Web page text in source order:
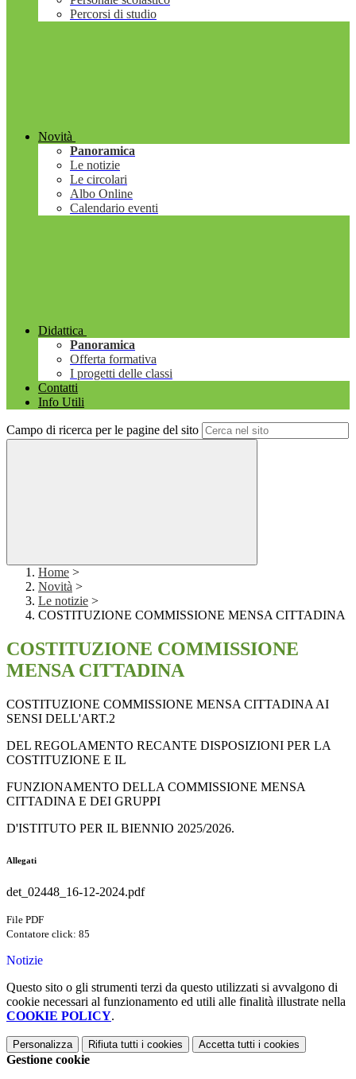
Percorsi di studio
Novità
Panoramica
Le notizie
Le circolari
Albo Online
Calendario eventi
Didattica
Panoramica
Offerta formativa
I progetti delle classi
Contatti
Info Utili
Campo di ricerca per le pagine del sito
Home >
Novità >
Le notizie >
COSTITUZIONE COMMISSIONE MENSA CITTADINA
COSTITUZIONE COMMISSIONE
MENSA CITTADINA
COSTITUZIONE COMMISSIONE MENSA CITTADINA AI
SENSI DELL'ART.2
DEL REGOLAMENTO RECANTE DISPOSIZIONI PER LA
COSTITUZIONE E IL
FUNZIONAMENTO DELLA COMMISSIONE MENSA
CITTADINA E DEI GRUPPI
D'ISTITUTO PER IL BIENNIO 2025/2026.
Allegati
det_02448_16-12-2024.pdf
File PDF
Contatore click: 85
Notizie
Questo sito o gli strumenti terzi da questo utilizzati si avvalgono di
cookie necessari al funzionamento ed utili alle finalità illustrate nella
COOKIE POLICY.
Personalizza Rifiuta tutti i cookies Accetta tutti i cookies
Gestione cookie